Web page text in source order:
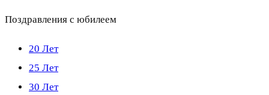
Поздравления с юбилеем
20 Лет
25 Лет
30 Лет